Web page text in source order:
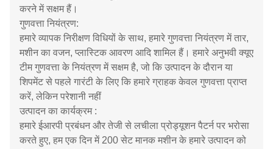
करने में सक्षम हैं।
गुणवत्ता नियंत्रण:
हमारे व्यापक निरीक्षण विधियों के साथ, हमारे गुणवत्ता नियंत्रण में तार,
मशीन का वजन, प्लास्टिक आवरण आदि शामिल हैं। हमारे अनुभवी क्यूए
टीम गुणवत्ता के नियंत्रण में सक्षम है, जो कि उत्पादन के दौरान या
शिपमेंट से पहले गारंटी के लिए कि हमारे ग्राहक केवल गुणवत्ता प्राप्त
करें, लेकिन परेशानी नहीं
उत्पादन का कार्यक्रम :
हमारे ईआरपी प्रबंधन और तेजी से लचीला प्रोड्यूशन पैटर्न पर भरोसा
करते हुए, हम एक दिन में 200 सेट मानक मशीन के हमारे उत्पादन को